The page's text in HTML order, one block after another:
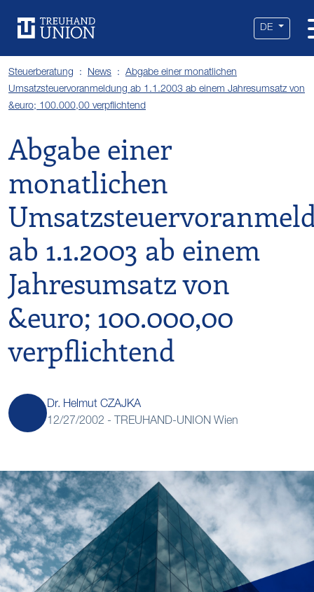
DE
Steuerberatung News
Abgabe einer monatlichen
Umsatzsteuervoranmeldung ab 1.1.2003 ab einem Jahresumsatz von
&euro; 100.000,00 verpflichtend
Abgabe einer
monatlichen
ab 1.1.2003 ab einem
Jahresumsatz von
&euro; 100.000,00
verpflichtend
Dr. Helmut CZAJKA
12/27/2002 - TREUHAND-UNION Wien